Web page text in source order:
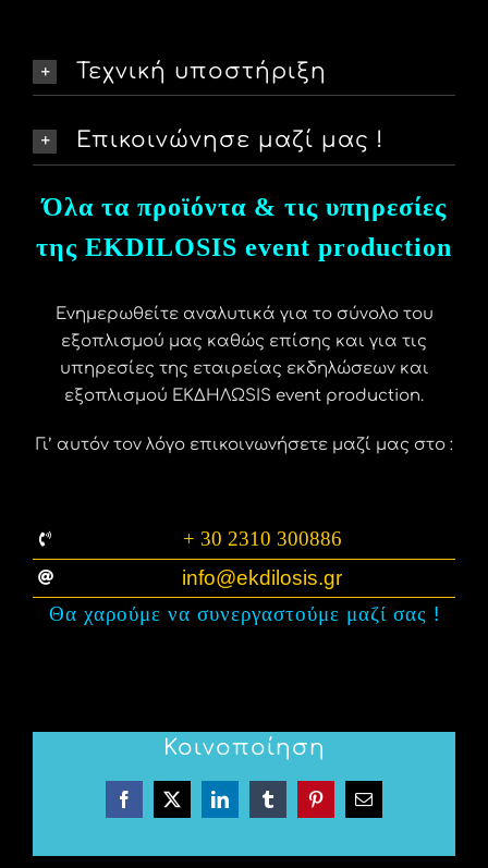
Τεχνική υποστήριξη
Επικοινώνησε μαζί μας !
Όλα τα προϊόντα & τις υπηρεσίες
της EKDILOSIS event production
Ενημερωθείτε αναλυτικά για το σύνολο του
εξοπλισμού μας καθώς επίσης και για τις
υπηρεσίες της εταιρείας εκδηλώσεων και
εξοπλισμού ΕΚΔΗΛΩSIS event production.
Γι’ αυτόν τον λόγο επικοινωνήσετε μαζί μας στο :
+ 30 2310 300886
info@ekdilosis.gr
Θα χαρούμε να συνεργαστούμε μαζί σας !
Κοινοποίηση
Facebook
X LinkedInTumblrPinterestEmail